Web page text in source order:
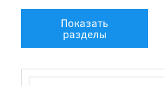
Показать
разделы